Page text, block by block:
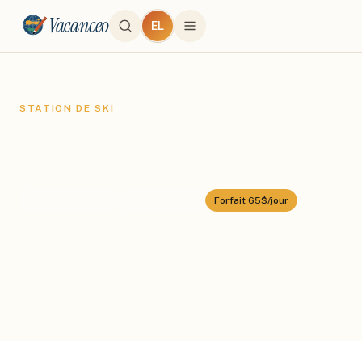
Vacanceo EL
STATION DE SKI
Forfait 65$/jour